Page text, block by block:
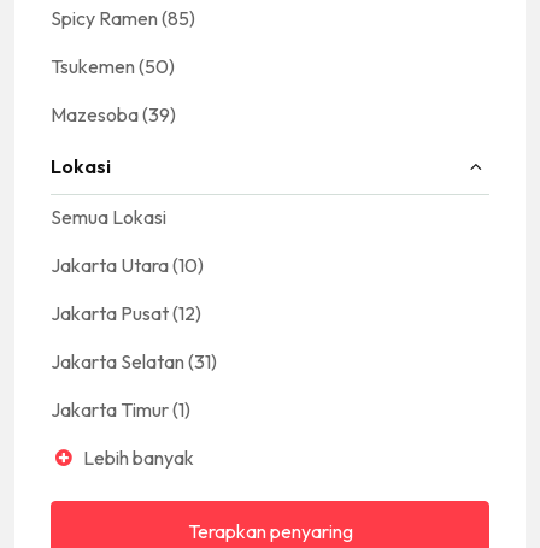
Spicy Ramen (85)
Tsukemen (50)
Mazesoba(39)
Lokasi
Semua Lokasi
Jakarta Utara(10)
Jakarta Pusat(12)
Jakarta Selatan (31)
Jakarta Timur(1)
Lebih banyak
Terapkan penyaring